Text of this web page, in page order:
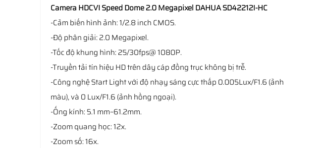
Camera HDCVI Speed Dome 2.0 Megapixel DAHUA SD42212I-HC
-Cảm biến hình ảnh: 1/2.8 inch CMOS.
-Độ phân giải: 2.0 Megapixel.
-Tốc độ khung hình: 25/30fps@ 1080P.
-Truyền tải tín hiệu HD trên dây cáp đồng trục không bị trễ.
-Công nghệ Start Light với độ nhạy sáng cực thấp 0.005Lux/F1.6 (ảnh
màu), và 0 Lux/F1.6 (ảnh hồng ngoại).
-Ống kính: 5.1 mm~61.2mm.
-Zoom quang học: 12x.
-Zoom số: 16x.